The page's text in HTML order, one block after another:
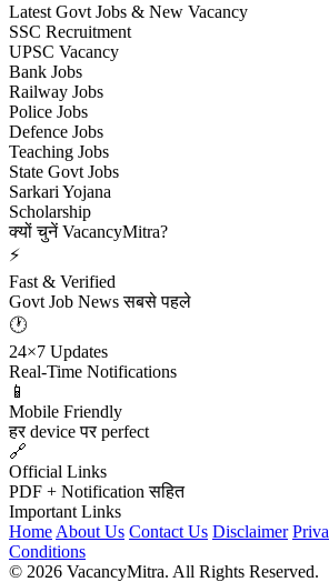
Latest Govt Jobs & New Vacancy
SSC Recruitment
UPSC Vacancy
Bank Jobs
Railway Jobs
Police Jobs
Defence Jobs
Teaching Jobs
State Govt Jobs
Sarkari Yojana
Scholarship
क्यों चुनें VacancyMitra?
⚡
Fast & Verified
Govt Job News सबसे पहले
🕐
24×7 Updates
Real-Time Notifications
📱
Mobile Friendly
हर device पर perfect
🔗
Official Links
PDF + Notification सहित
Important Links
Home About Us Contact Us Disclaimer
Conditions
© 2026 VacancyMitra. All Rights Reserved.